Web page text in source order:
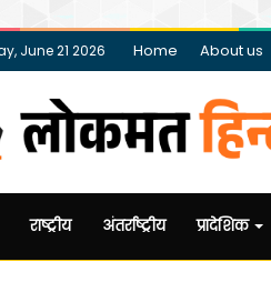
June 21 2026 Home About us
राष्ट्रीय अंतर्राष्ट्रीय प्रादेशिक